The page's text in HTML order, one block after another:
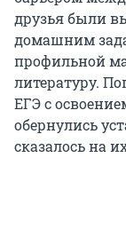
друзья были
домашним
профильной
литературу.
ЕГЭ с
обернулись
сказалось на